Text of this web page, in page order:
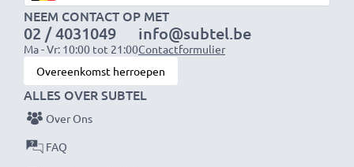
NEEM CONTACT OP MET
02 / 4031049
Ma - Vr: 10:00 tot 21:00
info@subtel.be
Contactformulier
Overeenkomst herroepen
ALLES OVER SUBTEL
Over Ons
FAQ